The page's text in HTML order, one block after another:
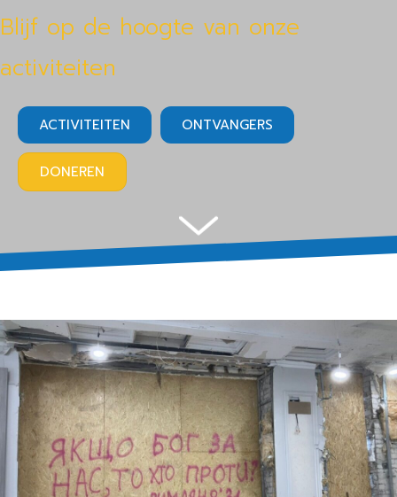
Blijf op de hoogte van onze
activiteiten
ACTIVITEITEN ONTVANGERS
DONEREN